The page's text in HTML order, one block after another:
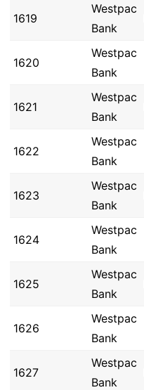
1619
Westpac
Bank
1620
Westpac
Bank
1621
Westpac
Bank
1622
Westpac
Bank
1623
Westpac
Bank
1624
Westpac
Bank
1625
Westpac
Bank
1626
Westpac
Bank
1627
Westpac
Bank